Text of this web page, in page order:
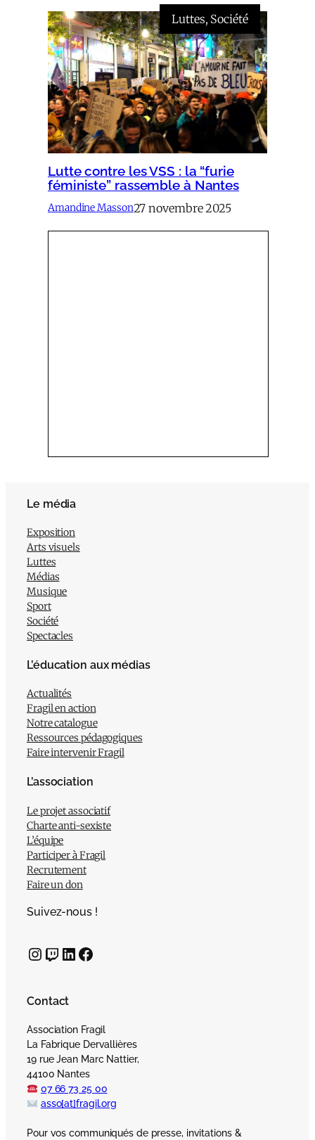
Luttes, Société
Lutte contre les VSS : la “furie
féministe” rassemble à Nantes
Amandine Masson27 novembre 2025
Le média
Exposition
Arts visuels
Luttes
Médias
Musique
Sport
Société
Spectacles
L’éducation aux médias
Actualités
Fragil en action
Notre catalogue
Ressources pédagogiques
Faire intervenir Fragil
L’association
Le projet associatif
Charte anti-sexiste
L’équipe
Participer à Fragil
Recrutement
Faire un don
Suivez-nous !
InstagramTwitch LinkedIn Facebook
Contact
Association Fragil
La Fabrique Dervallières
19 rue Jean Marc Nattier,
44100 Nantes
07 66 73 25 00
asso[at]fragil.org
Pour vos communiqués de presse, invitations &